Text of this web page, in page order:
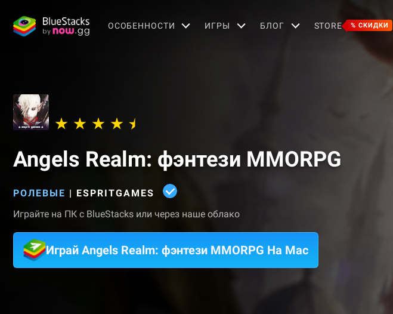
OСОБЕННОСТИ ИГРЫ БЛОГ STORE % СКИДКИ
Angels Realm: фэнтези MMORPG
РОЛЕВЫЕ | ESPRITGAMES
Играйте на ПК с BlueStacks или через наше облако
Играй Angels Realm: фэнтези MMORPG На Mac